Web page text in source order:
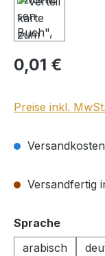
Regulärer Preis:
0,01 €
Preise inkl.
Versandfertig
Sprache
arabisch